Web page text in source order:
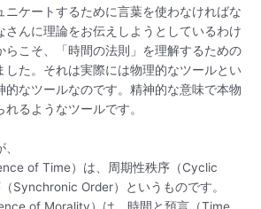
ニケートするために言葉を使わなければな
さんに理論をお伝えしようとしているわけ
らこそ、「時間の法則」を理解するための
した。それは実際には物理的なツールとい
的なツールなのです。精神的な意味で本物
るようなツールです。
of Time）は、周期性秩序（Cyclic
Synchronic Order）というものです。
of Morality）は、時間と預言（Time